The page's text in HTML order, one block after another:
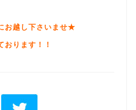
お越し下さいませ★
おります！！